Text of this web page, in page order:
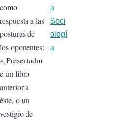
como
respuesta a las
posturas de
los oponentes:
«¡Presentadm
e un libro
anterior a
éste, o un
vestigio de
a
Soci
ologí
a